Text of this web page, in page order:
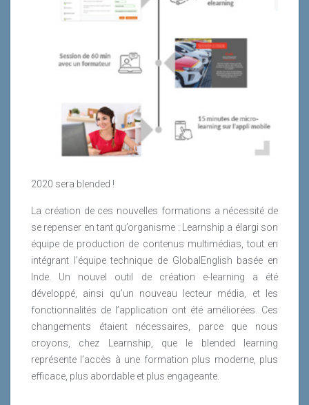
2020 sera blended !
La création de ces nouvelles formations a nécessité de
se repenser en tant qu’organisme : Learnship a élargi son
équipe de production de contenus multimédias, tout en
intégrant l’équipe technique de GlobalEnglish basée en
Inde. Un nouvel outil de création e-learning a été
développé, ainsi qu’un nouveau lecteur média, et les
fonctionnalités de l’application ont été améliorées. Ces
changements étaient nécessaires, parce que nous
croyons, chez Learnship, que le blended learning
représente l’accès à une formation plus moderne, plus
efficace, plus abordable et plus engageante.